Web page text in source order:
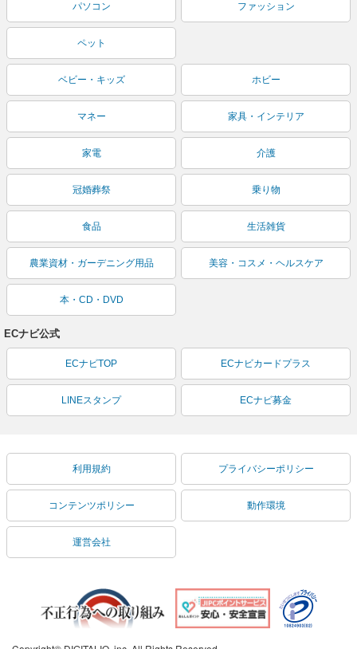
パソコン ファッション
ペット
ベビー・キッズ ホビー
マネー 家具・インテリア
家電 介護
冠婚葬祭 乗り物
食品 生活雑貨
農業資材・ガーデニング用品 美容・コスメ・ヘルスケア
本・CD・DVD
ECナビ公式
ECナビTOP ECナビカードプラス
LINEスタンプ ECナビ募金
利用規約 プライバシーポリシー
コンテンツポリシー 動作環境
運営会社